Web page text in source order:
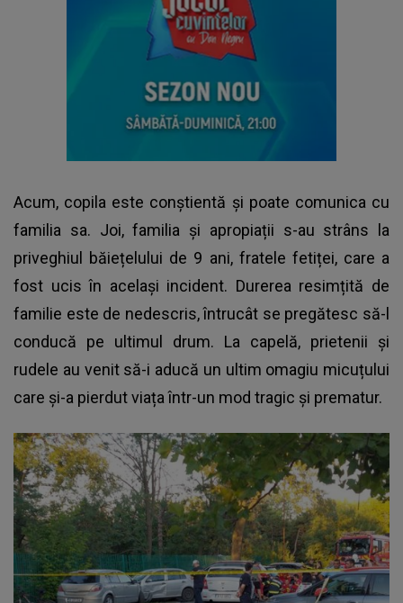
Acum, copila este conștientă și poate comunica cu
familia sa. Joi, familia și apropiații s-au strâns la
priveghiul băiețelului de 9 ani, fratele fetiței, care a
fost ucis în același incident. Durerea resimțită de
familie este de nedescris, întrucât se pregătesc să-l
conducă pe ultimul drum. La capelă, prietenii și
rudele au venit să-i aducă un ultim omagiu micuțului
care și-a pierdut viața într-un mod tragic și prematur.